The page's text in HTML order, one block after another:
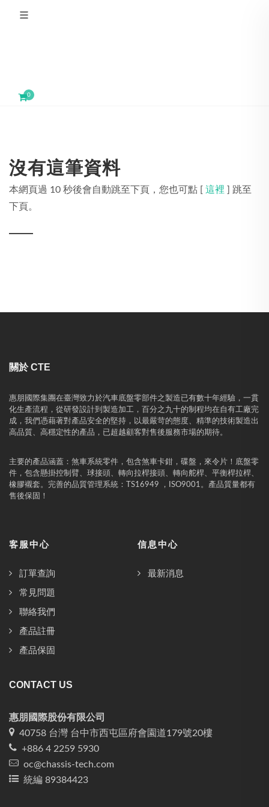
0
沒有這筆資料
本網頁過 10 秒後會自動跳至下頁，您也可點 [ 這裡 ] 跳至
下頁。
關於 CTE
惠朋國際集團在臺灣致力於汽車底盤零部件之製造已有數十年經驗，一貫
化生產流程，從研發設計到製造加工，百分之九十的制程均在自有工廠完
成，我們憑藉著對產品安全的堅持，以最嚴苛的態度、精準的技術製造出
高品質、高穩定性的產品，已超越顧客對售後服務市場的期待。
主要的產品涵蓋：煞車系統零件，包含煞車卡鉗，碟盤，來令片！底盤零
件，包含懸掛控制臂、球接頭、轉向拉桿接頭、轉向舵桿、平衡桿拉桿、
橡膠襯套。完善的品質管理系統：TS16949 ，ISO9001。產品質量都有
售後保固！
客服中心
訂單查詢
常見問題
聯絡我們
產品註冊
產品保固
信息中心
最新消息
CONTACT US
惠朋國際股份有限公司
40758 台灣 台中市西屯區府會園道179號20樓
+886 4 2259 5930
oc@chassis-tech.com
統編 89384423